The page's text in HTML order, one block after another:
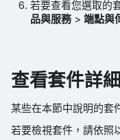
若要查看您選取的
品與服務>端點與
查看套件詳
某些在本節中說明的套
若要檢視套件，請依照